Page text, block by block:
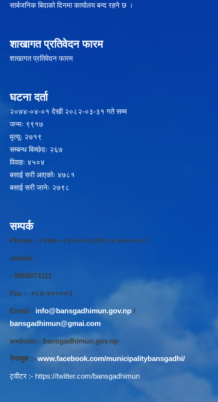
सार्बजनिक बिदाको दिनमा कार्यालय बन्द रहने छ ।
शाखागत प्रतिवेदन फारम
शाखागत प्रतिवेदन फारम
घटना दर्ता
२‍०७४-०४-०१ देखी २०८२-०३-३१ गते सम्म
जन्मः ९९१७
मृत्यूः २७१९
सम्बन्ध बिच्छेदः २६७
विवाहः ४५०४
बसाई सरी आएकोः ४७८१
बसाई सरी जानेः २७९८
सम्पर्क
Phone:- +९७७ ०८४-४००१६१/०८४-४००००२/
mobile :
- 9858071111
Fax :- ०८४-४००००२
Email:- info@bansgadhimun.gov.np /
bansgadhimun@gmai.com
website:- bansgadhimun.gov.np
फेसबुक :- www.facebook.com/municipalitybansgadhi/
ट्वीटर :- https://twitter.com/bansgadhimun